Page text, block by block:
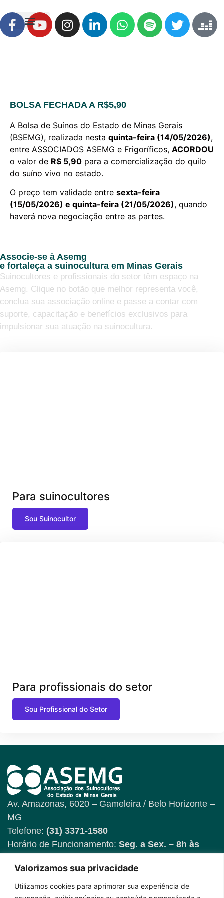
Valorizamos sua privacidade
Utilizamos cookies para aprimorar sua experiência de
BOLSA FECHADA A R$5,90
A Bolsa de Suínos do Estado de Minas Gerais
(BSEMG), realizada nesta quinta-feira (14/05/2026),
entre ASSOCIADOS ASEMG e Frigoríficos, ACORDOU
o valor de R$ 5,90 para a comercialização do quilo
do suíno vivo no estado.
O preço tem validade entre sexta-feira
(15/05/2026) e quinta-feira (21/05/2026), quando
haverá nova negociação entre as partes.
Associe-se à Asemg
e fortaleça a suinocultura em Minas Gerais
Suinocultores e profissionais do setor têm espaço na
Asemg. Clique no botão que melhor representa você,
conclua sua associação online e passe a contar com
suporte, capacitação e benefícios exclusivos para
impulsionar sua atuação na suinocultura.
Para suinocultores
Sou Suinocultor
Para profissionais do setor
Sou Profissional do Setor
Av. Amazonas, 6020 – Gameleira / Belo Horizonte –
MG
Telefone: (31) 3371-1580
Horário de Funcionamento: Seg. a Sex. – 8h às
Fique por dentro das